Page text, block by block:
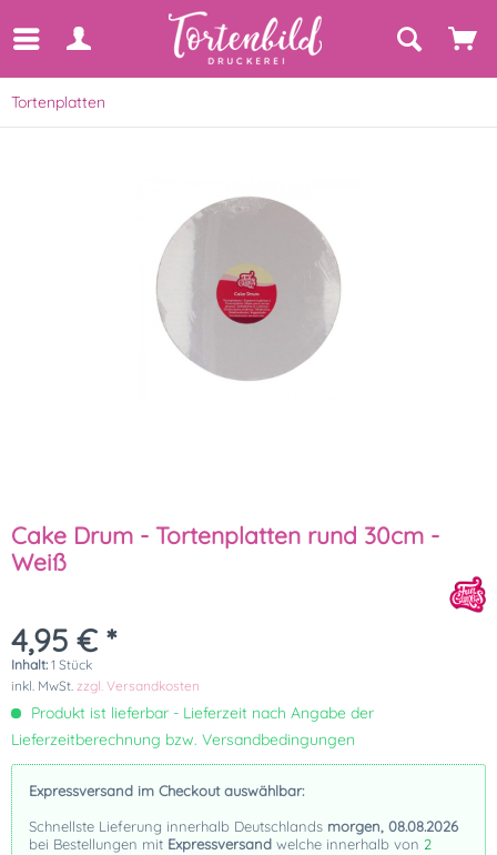
Tortenplatten
Cake Drum - Tortenplatten rund 30cm -
Weiß
4,95 € *
Inhalt: 1 Stück
inkl. MwSt. zzgl. Versandkosten
Produkt ist lieferbar - Lieferzeit nach Angabe der
Lieferzeitberechnung bzw. Versandbedingungen
Expressversand im Checkout auswählbar:
Schnellste Lieferung innerhalb Deutschlands morgen, 08.08.2026
bei Bestellungen mit Expressversand welche innerhalb von 2